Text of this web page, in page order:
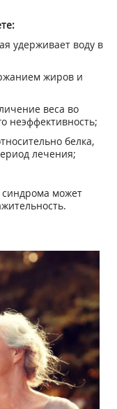
удерживает воду в
жиров и
веса во
неэффективность;
белка,
лечения;
может